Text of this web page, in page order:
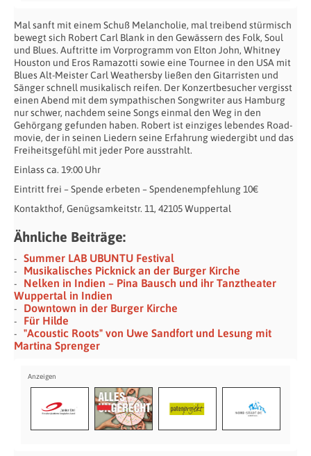
Mal sanft mit einem Schuß Melancholie, mal treibend stürmisch
bewegt sich Robert Carl Blank in den Gewässern des Folk, Soul
und Blues. Auftritte im Vorprogramm von Elton John, Whitney
Houston und Eros Ramazotti sowie eine Tournee in den USA mit
Blues Alt-Meister Carl Weathersby ließen den Gitarristen und
Sänger schnell musikalisch reifen. Der Konzertbesucher vergisst
einen Abend mit dem sympathischen Songwriter aus Hamburg
nur schwer, nachdem seine Songs einmal den Weg in den
Gehörgang gefunden haben. Robert ist einziges lebendes Road­
movie, der in seinen Liedern seine Erfahrung wiedergibt und das
Freiheitsgefühl mit jeder Pore ausstrahlt.
Einlass ca. 19:00 Uhr
Eintritt frei – Spende erbeten – Spendenempfehlung 10€
Kontakthof, Genügsamkeitstr. 11, 42105 Wuppertal
Ähnliche Beiträge:
Summer LAB UBUNTU Festival
Musikalisches Picknick an der Burger Kirche
Nelken in Indien – Pina Bausch und ihr Tanztheater
Wuppertal in Indien
Downtown in der Burger Kirche
Für Hilde
"Acoustic Roots" von Uwe Sandfort und Lesung mit
Martina Sprenger